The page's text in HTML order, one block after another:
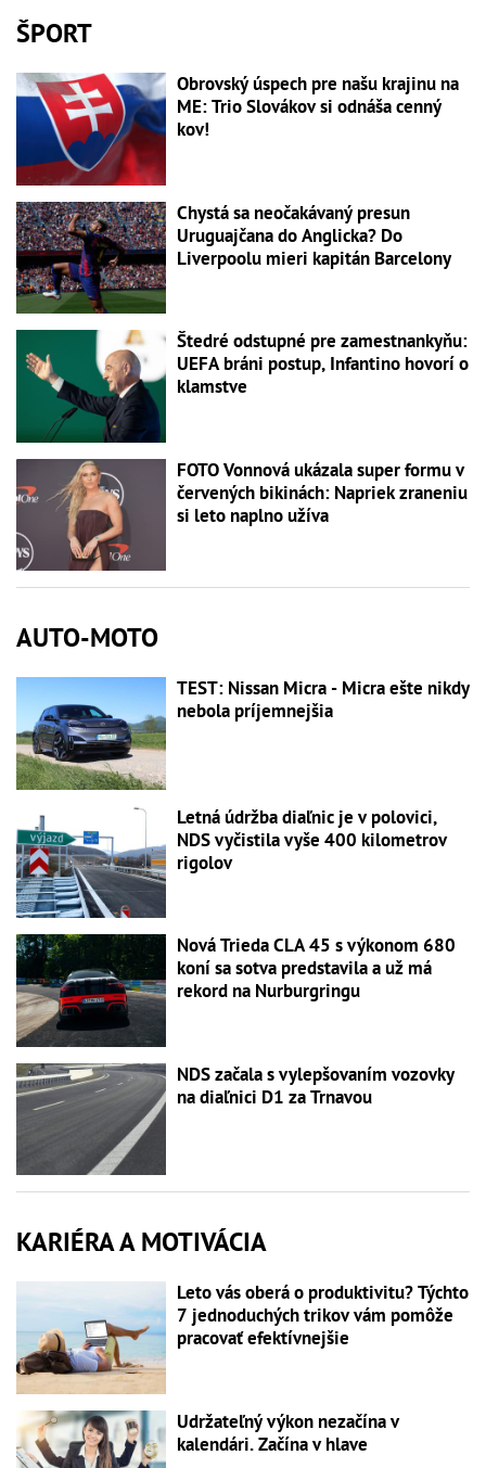
ŠPORT
Obrovský úspech pre našu krajinu na
ME: Trio Slovákov si odnáša cenný
kov!
Chystá sa neočakávaný presun
Uruguajčana do Anglicka? Do
Liverpoolu mieri kapitán Barcelony
Štedré odstupné pre zamestnankyňu:
UEFA bráni postup, Infantino hovorí o
klamstve
FOTO Vonnová ukázala super formu v
červených bikinách: Napriek zraneniu
si leto naplno užíva
AUTO-MOTO
TEST: Nissan Micra - Micra ešte nikdy
nebola príjemnejšia
Letná údržba diaľnic je v polovici,
NDS vyčistila vyše 400 kilometrov
rigolov
Nová Trieda CLA 45 s výkonom 680
koní sa sotva predstavila a už má
rekord na Nurburgringu
NDS začala s vylepšovaním vozovky
na diaľnici D1 za Trnavou
KARIÉRA A MOTIVÁCIA
Leto vás oberá o produktivitu? Týchto
7 jednoduchých trikov vám pomôže
pracovať efektívnejšie
Udržateľný výkon nezačína v
kalendári. Začína v hlave